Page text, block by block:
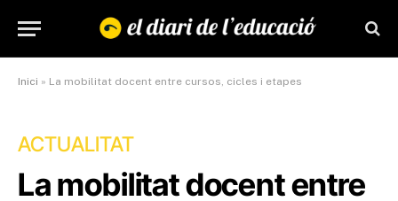
Inici » La mobilitat docent entre cursos, cicles i etapes
ACTUALITAT
La mobilitat docent entre